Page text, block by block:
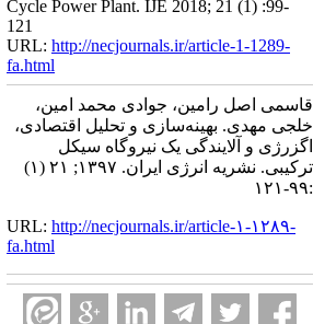
Cycle Power Plant. IJE 2018; 21 (1) :99-
121
URL: http://necjournals.ir/article-1-1289-
fa.html
قاسمی اصل رامین، جوادی محمد امین،
خلجی مهدی. بهینه‌سازی و تحلیل اقتصادی،
اگزرژی و آلایندگی یک نیروگاه سیکل
ترکیبی. نشریه انرژی ایران. ۱۳۹۷; ۲۱ (۱)
:۹۹-۱۲۱
URL: http://necjournals.ir/article-۱-۱۲۸۹-
fa.html